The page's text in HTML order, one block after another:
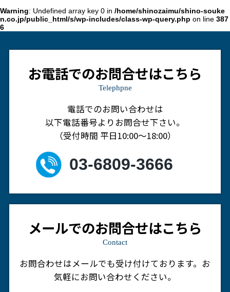
Warning: Undefined array key 0 in /home/shinozaimu/shino-souke
n.co.jp/public_html/s/wp-includes/class-wp-query.php on line 387
6
お電話でのお問合せはこちら
Telephpne
電話でのお問い合わせは
以下電話番号よりお問合せ下さい。
（受付時間 平日10:00～18:00）
03-6809-3666
メールでのお問合せはこちら
Contact
お問合わせはメールでも受け付けております。 お
気軽にお問い合わせください。